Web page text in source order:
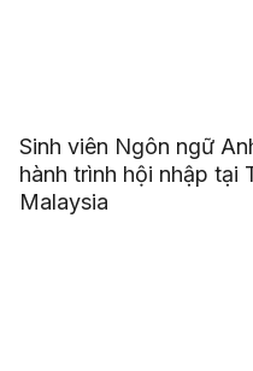
Sinh viên Ngôn ngữ
hành trình hội nhập tại
Malaysia